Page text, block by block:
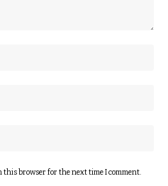
this browser for the next time I comment.